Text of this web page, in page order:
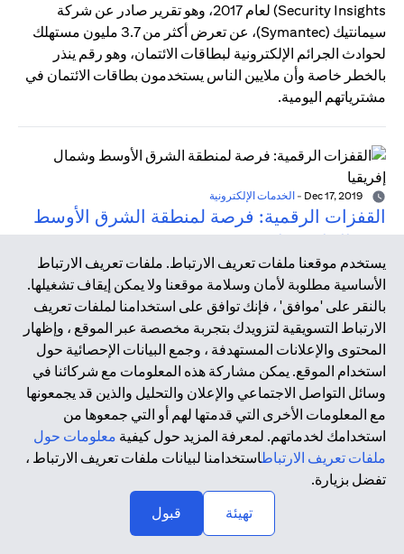
Security Insights) لعام 2017، وهو تقرير صادر عن شركة
سيمانتيك (Symantec)، عن تعرض أكثر من 3.7 مليون مستهلك
لحوادث الجرائم الإلكترونية لبطاقات الائتمان، وهو رقم ينذر
بالخطر خاصة وأن ملايين الناس يستخدمون بطاقات الائتمان في
مشترياتهم اليومية.
- الخدمات الإلكترونية
القفزات الرقمية: فرصة لمنطقة الشرق الأوسط
وشمال إفريقيا
تشير أبحاث شركة ماكينزي (McKinsey) إلى أن السوق الرقمية
يمكن أن تضيف 95 مليار دولار سنويًا إلى الناتج المحلي الإجمالي
السنوي للشرق الأوسط بحلول عام 2020 إذا ما تم اتخاذ التدابير
الصحيحة من قبل الحكومات والشركات ومؤسسات التمويل
والكوادر المتخصصة في الفضاء الرقمي.
التكنولوجيا المالية
عصر التكنولوجيا المالية
أدت الأزمة المالية العالمية في عام 2008 وما نتج عنها من
تداعيات إلى تسريع الحاجة إلى الابتكار داخل هذا القطاع، ومن هنا
بزغ مصطلح التكنولوجيا المالية من رحم التعاون المكثف بين
أصحاب المصلحة داخل القطاع. تعتمد التكنولوجيا المالية على
يستخدم موقعنا ملفات تعريف الارتباط. ملفات تعريف الارتباط
الأساسية مطلوبة لأمان وسلامة موقعنا ولا يمكن إيقاف تشغيلها.
بالنقر على 'موافق' ، فإنك توافق على استخدامنا لملفات تعريف
الارتباط التسويقية لتزويدك بتجربة مخصصة عبر الموقع ، وإظهار
المحتوى والإعلانات المستهدفة ، وجمع البيانات الإحصائية حول
استخدام الموقع. يمكن مشاركة هذه المعلومات مع شركائنا في
وسائل التواصل الاجتماعي والإعلان والتحليل والذين قد يجمعونها
مع المعلومات الأخرى التي قدمتها لهم أو التي جمعوها من
استخدامك لخدماتهم. لمعرفة المزيد حول كيفية معلومات حول
ملفات تعريف الارتباطاستخدامنا لبيانات ملفات تعريف الارتباط ،
تفضل بزيارة.
تهيئة
قبول